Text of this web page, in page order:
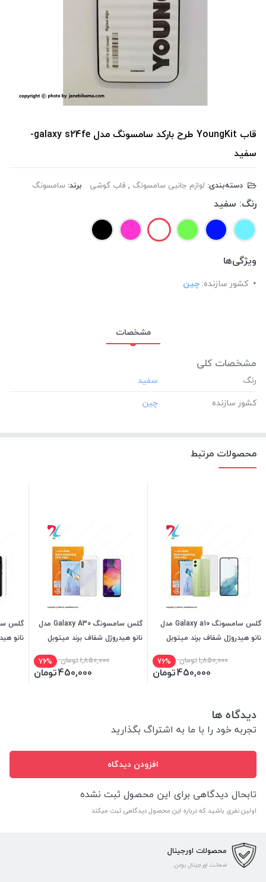
قاب YoungKit طرح بارکد سامسونگ مدل galaxy s24fe-
سفید
دسته‌بندی: لوازم جانبی سامسونگ , قاب گوشی برند: سامسونگ
رنگ: سفید
ویژگی‌ها
کشور سازنده: چین
مشخصات
مشخصات کلی
رنگ
کشور سازنده
محصولات مرتبط
گلس سامسونگ Galaxy a10 مدل
نانو هیدروژل شفاف برند میتوبل
1,850,000تومان 76%
450,000تومان
گلس سامسونگ Galaxy A30 مدل
نانو هیدروژل شفاف برند میتوبل
1,850,000تومان 76%
450,000تومان
نانو
دیدگاه ها
تجربه خود را با ما به اشتراگ بگذارید
افزودن دیدگاه
تابحال دیدگاهی برای این محصول ثبت نشده
اولین نفری باشید که درباره این محصول دیدگاهی ثبت میکند
محصولات اورجینال
ضمانت اورجینال بودن